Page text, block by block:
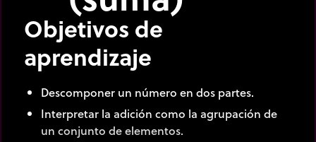
Objetivos de
aprendizaje
Descomponer un número en dos partes.
Interpretar la adición como la agrupación de
un conjunto de elementos.